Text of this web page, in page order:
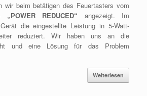
wir beim betätigen des Feuertasters vom
„POWER REDUCED“ angezeigt. Im
die eingestellte Leistung in 5-Watt-
reduziert. Wir haben uns an die
und eine Lösung für das Problem
Weiterlesen